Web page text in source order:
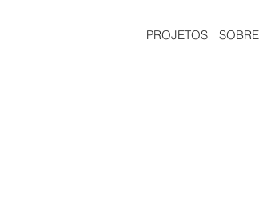
PROJETOS SOBRE